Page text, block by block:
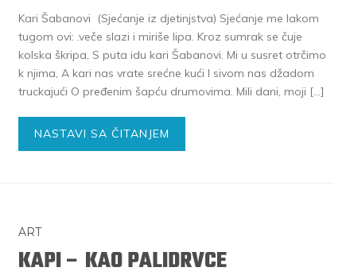
Kari Šabanovi (Sjećanje iz djetinjstva) Sjećanje me lakom
tugom ovi: .veče slazi i miriše lipa. Kroz sumrak se čuje
kolska škripa, S puta idu kari Šabanovi. Mi u susret otrčimo
k njima, A kari nas vrate srećne kući I sivom nas džadom
truckajući O pređenim šapću drumovima. Mili dani, moji […]
NASTAVI SA ČITANJEM
ART
KAPI – KAO PALIDRVCE